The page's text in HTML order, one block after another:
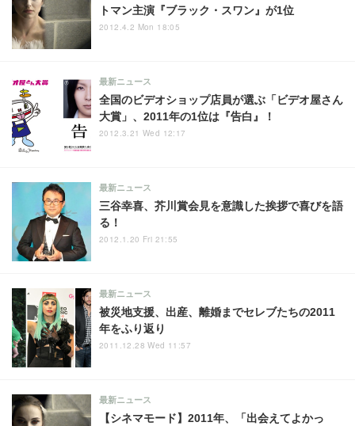
トマン主演『ブラック・スワン』が1位
2012.4.2 Mon 18:05
全国のビデオショップ店員が選ぶ「ビデオ屋さん
大賞」、2011年の1位は『告白』！
最新ニュース
2012.3.21 Wed 12:17
三谷幸喜、芥川賞会見を意識した挨拶で喜びを語
る！
最新ニュース
2012.1.20 Fri 21:55
被災地支援、出産、離婚までセレブたちの2011
年をふり返り
最新ニュース
2011.12.28 Wed 11:57
【シネマモード】2011年、「出会えてよかっ
最新ニュース